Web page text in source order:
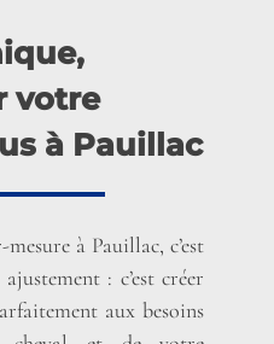
votre
à Pauillac
à Pauillac, c’est
: c’est créer
aux besoins